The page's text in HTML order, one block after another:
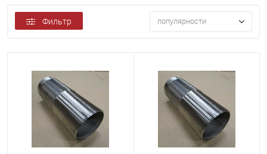
Фильтр популярности